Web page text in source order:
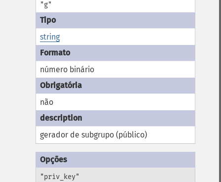
"g"
string
número binário
não
gerador de subgrupo (público)
"priv_key"